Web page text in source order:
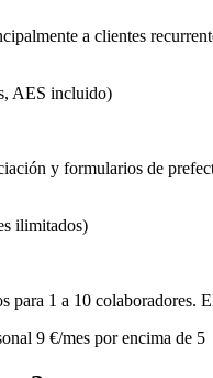
a clientes
AES incluido)
y formularios de
ilimitados)
para 1 a 10
9 €/mes por encima de 5